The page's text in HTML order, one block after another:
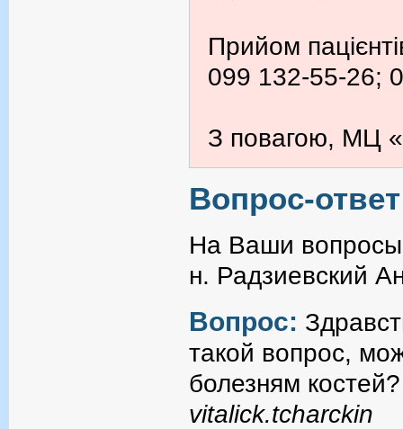
Прийом
099 132-55-26;
З повагою, МЦ
Вопрос-
На Ваши вопросы
н. Радзиевский
Вопрос:
такой вопрос,
болезням костей?
vitalick.tcharckin